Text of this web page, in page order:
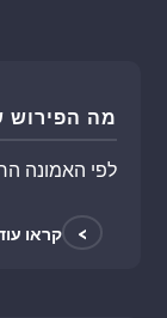
מה הפירוש
לפי האמונה
> קראו